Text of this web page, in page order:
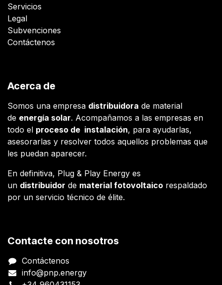
Servicios
Legal
Subvenciones
Contáctenos
Acerca de
Somos una empresa distribuidora de material
de energía solar. Acompañamos a las empresas en
todo el proceso de instalación, para ayudarlas,
asesorarlas y resolver todos aquellos problemas que
les puedan aparecer.
En definitiva, Plug & Play Energy es
un distribuidor de material fotovoltaico respaldado
por un servicio técnico de élite.
Contacte con nosotros
Contáctenos
info@pnp.energy